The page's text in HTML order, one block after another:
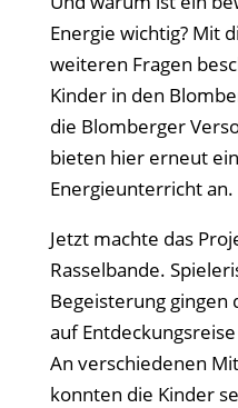
Energie wichtig? Mit
weiteren Fragen
Kinder in den
die Blomberger
bieten hier erneut
Energieunterricht an.
Jetzt machte das
Rasselbande.
Begeisterung gingen
auf
An verschiedenen
konnten die Kinder